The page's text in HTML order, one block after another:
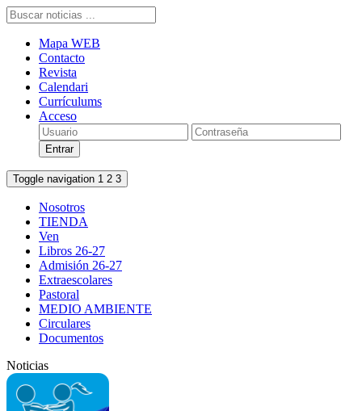
Mapa WEB
Contacto
Revista
Calendari
Currículums
Acceso
Toggle navigation 1 2 3
Nosotros
TIENDA
Ven
Libros 26-27
Admisión 26-27
Extraescolares
Pastoral
MEDIO AMBIENTE
Circulares
Documentos
Noticias